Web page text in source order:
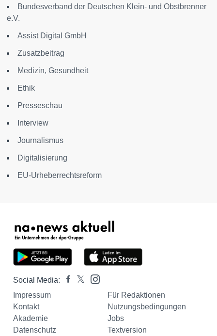
Bundesverband der Deutschen Klein- und Obstbrenner
e.V.
Assist Digital GmbH
Zusatzbeitrag
Medizin, Gesundheit
Ethik
Presseschau
Interview
Journalismus
Digitalisierung
EU-Urheberrechtsreform
Social Media:
Impressum
Für Redaktionen
Kontakt
Nutzungsbedingungen
Akademie
Jobs
Datenschutz
Textversion